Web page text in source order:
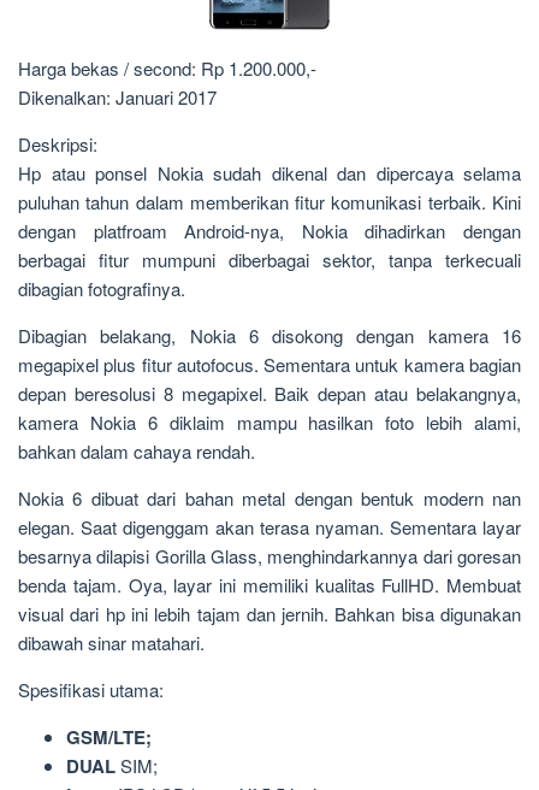
Harga bekas / second: Rp 1.200.000,-
Dikenalkan: Januari 2017
Deskripsi:
Hp atau ponsel Nokia sudah dikenal dan dipercaya selama
puluhan tahun dalam memberikan fitur komunikasi terbaik. Kini
dengan platfroam Android-nya, Nokia dihadirkan dengan
berbagai fitur mumpuni diberbagai sektor, tanpa terkecuali
dibagian fotografinya.
Dibagian belakang, Nokia 6 disokong dengan kamera 16
megapixel plus fitur autofocus. Sementara untuk kamera bagian
depan beresolusi 8 megapixel. Baik depan atau belakangnya,
kamera Nokia 6 diklaim mampu hasilkan foto lebih alami,
bahkan dalam cahaya rendah.
Nokia 6 dibuat dari bahan metal dengan bentuk modern nan
elegan. Saat digenggam akan terasa nyaman. Sementara layar
besarnya dilapisi Gorilla Glass, menghindarkannya dari goresan
benda tajam. Oya, layar ini memiliki kualitas FullHD. Membuat
visual dari hp ini lebih tajam dan jernih. Bahkan bisa digunakan
dibawah sinar matahari.
Spesifikasi utama:
GSM/LTE;
DUALSIM;